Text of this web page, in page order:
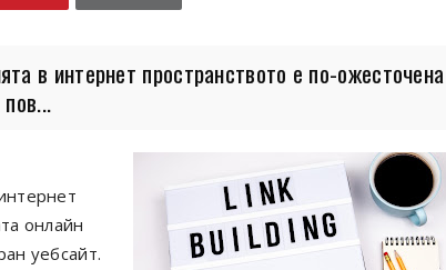
в интернет пространството е по-
онлайн
уебсайт.